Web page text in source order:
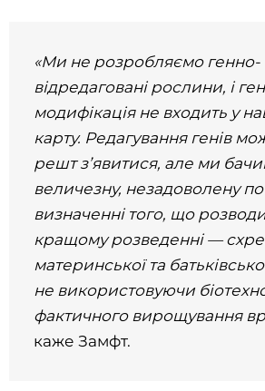
«Ми не розробляємо генно-
відредаговані рослини, і
модифікація не входить у
карту. Редагування генів
решт з’явитися, але ми
величезну, незадоволену
визначенні того, що
кращому розведенні —
материнської та
не використовуючи
фактичного вирощування
каже Замфт.